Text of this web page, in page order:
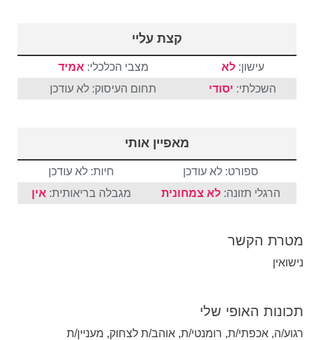
קצת עליי
עישון:לא מצבי הכלכלי: אמיד
השכלתי: יסודי תחום העיסוק: לא עודכן
מאפיין אותי
ספורט: לא עודכן
חיות: לא עודכן
הרגלי תזונה: לא צמחונית מגבלה בריאותית: אין
מטרת הקשר
נישואין
תכונות האופי שלי
רגוע/ה, אכפתי/ת, רומנטי/ת, אוהב/ת לצחוק, מעניין/ת